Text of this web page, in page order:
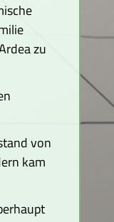
zu
von
kam